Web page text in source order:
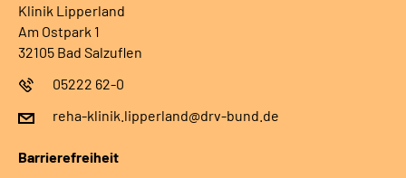
Sozialdienste & Zuweisende
Suche
Leichte Sprache
Klinik Lipperland
Am Ostpark 1
32105 Bad Salzuflen
05222 62-0
reha-klinik.lipperland@drv-bund.de
Barrierefreiheit